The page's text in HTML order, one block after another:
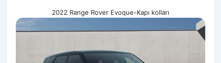
2022 Range Rover Evoque-Kapı kolları